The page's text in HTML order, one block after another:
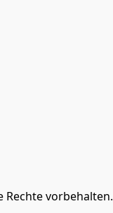
Rechte vorbehalten.